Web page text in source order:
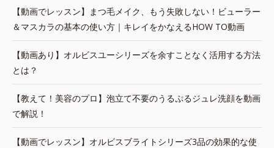
【動画でレッスン】まつ毛メイク、もう失敗しない！ビューラー
＆マスカラの基本の使い方｜キレイをかなえるHOW TO動画
【動画あり】オルビスユーシリーズを余すことなく活用する方法
とは？
【教えて！美容のプロ】泡立て不要のうるぷるジュレ洗顔を動画
で解説！
【動画でレッスン】オルビスブライトシリーズ3品の効果的な使